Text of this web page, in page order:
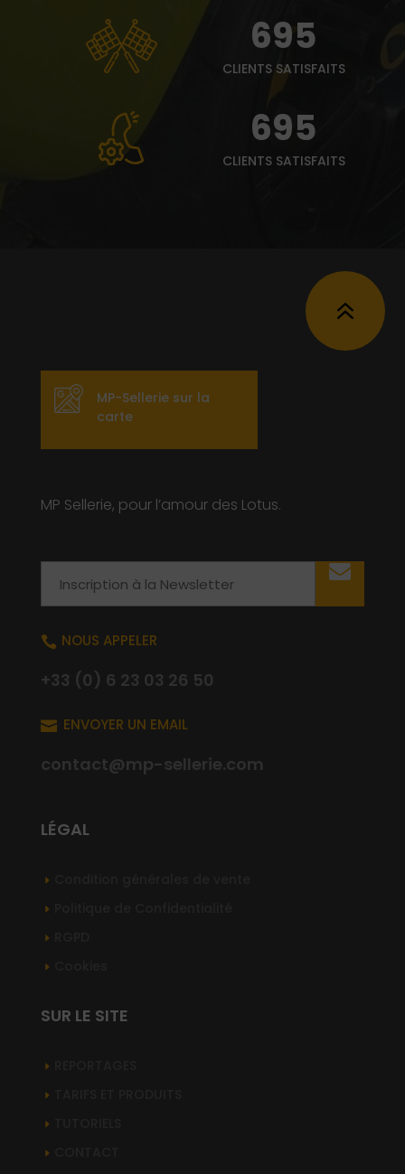
695
CLIENTS SATISFAITS
695
CLIENTS SATISFAITS
6
MP-Sellerie sur la
carte
MP Sellerie, pour l’amour des Lotus.
 NOUS APPELER
+33 (0) 6 23 03 26 50
 ENVOYER UN EMAIL
contact@mp-sellerie.com
LÉGAL
SUR LE SITE